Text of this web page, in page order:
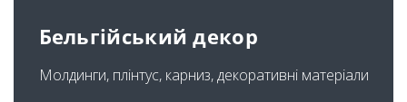
Бельгійський декор
Молдинги, плінтус, карниз, декоративні матеріали